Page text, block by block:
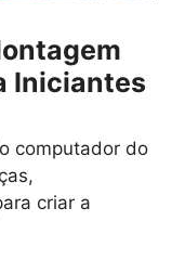
Iniciantes
computador do
criar a